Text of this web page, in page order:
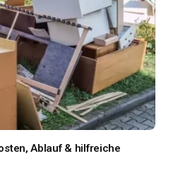
Ablauf & hilfreiche